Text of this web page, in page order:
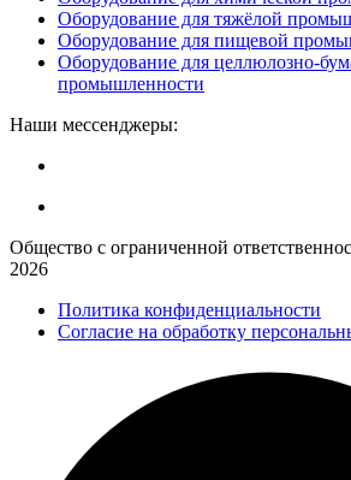
Оборудование для тяжёлой
Оборудование для пищевой
Оборудование для целлюлозно-
промышленности
Наши мессенджеры:
Общество с ограниченной
2026
Политика конфиденциальности
Согласие на обработку